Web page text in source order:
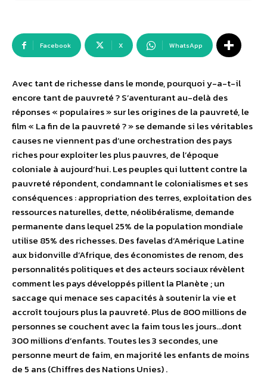
Facebook X WhatsApp
Avec tant de richesse dans le monde, pourquoi y-a-t-il
encore tant de pauvreté ? S’aventurant au-delà des
réponses « populaires » sur les origines de la pauvreté, le
film « La fin de la pauvreté ? » se demande si les véritables
causes ne viennent pas d’une orchestration des pays
riches pour exploiter les plus pauvres, de l’époque
coloniale à aujourd’hui. Les peuples qui luttent contre la
pauvreté répondent, condamnant le colonialismes et ses
conséquences : appropriation des terres, exploitation des
ressources naturelles, dette, néolibéralisme, demande
permanente dans lequel 25% de la population mondiale
utilise 85% des richesses. Des favelas d’Amérique Latine
aux bidonville d’Afrique, des économistes de renom, des
personnalités politiques et des acteurs sociaux révèlent
comment les pays développés pillent la Planète ; un
saccage qui menace ses capacités à soutenir la vie et
accroît toujours plus la pauvreté. Plus de 800 millions de
personnes se couchent avec la faim tous les jours…dont
300 millions d’enfants. Toutes les 3 secondes, une
personne meurt de faim, en majorité les enfants de moins
de 5 ans (Chiffres des Nations Unies) .